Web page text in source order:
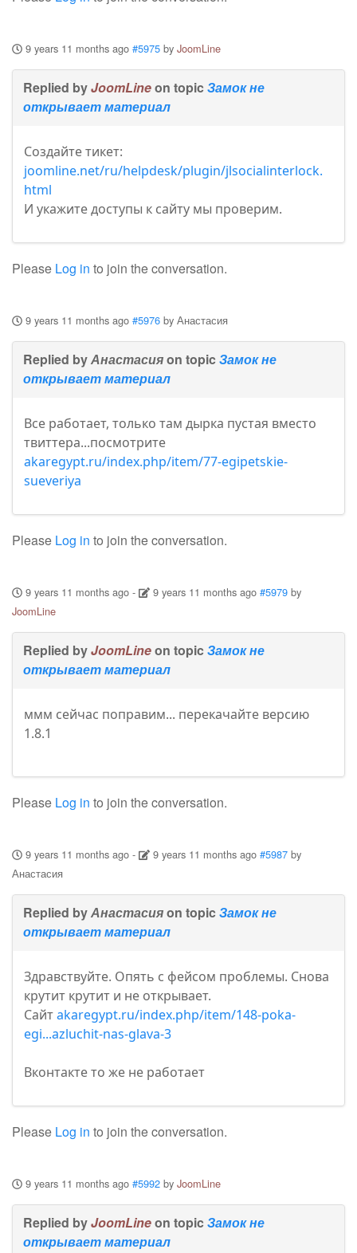
9 years 11 months ago #5975 by JoomLine
Replied byJoomLineon topic Замок не
открывает материал
Создайте тикет:
joomline.net/ru/helpdesk/plugin/jlsocialinterlock.
html
И укажите доступы к сайту мы проверим.
Please Log in to join the conversation.
9 years 11 months ago #5976 by Анастасия
Replied byАнастасияon topic Замок не
открывает материал
Все работает, только там дырка пустая вместо
твиттера...посмотрите
akaregypt.ru/index.php/item/77-egipetskie-
sueveriya
Please Log in to join the conversation.
9 years 11 months ago- 9 years 11 months ago #5979 by
JoomLine
Replied byJoomLineon topic Замок не
открывает материал
ммм сейчас поправим... перекачайте версию
1.8.1
Please Log in to join the conversation.
9 years 11 months ago- 9 years 11 months ago #5987 by
Анастасия
Replied byАнастасияon topic Замок не
открывает материал
Здравствуйте. Опять с фейсом проблемы. Снова
крутит крутит и не открывает.
Сайтakaregypt.ru/index.php/item/148-poka-
egi...azluchit-nas-glava-3
Вконтакте то же не работает
Please Log in to join the conversation.
9 years 11 months ago #5992 by JoomLine
Replied byJoomLineon topic Замок не
открывает материал